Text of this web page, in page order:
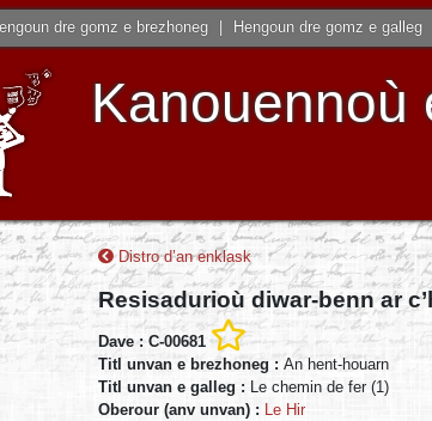
dre gomz e brezhoneg Hengoun dre gomz e galleg
Kanouennoù
Distro d’an enklask
Resisadurioù diwar-benn ar
Dave : C-00681
Titl unvan e brezhoneg : An hent-houarn
Titl unvan e galleg : Le chemin de fer (1)
Oberour (anv unvan) : Le Hir